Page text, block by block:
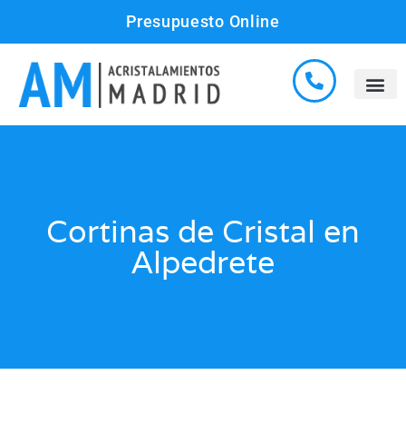
Presupuesto Online
Cortinas de Cristal en
Alpedrete